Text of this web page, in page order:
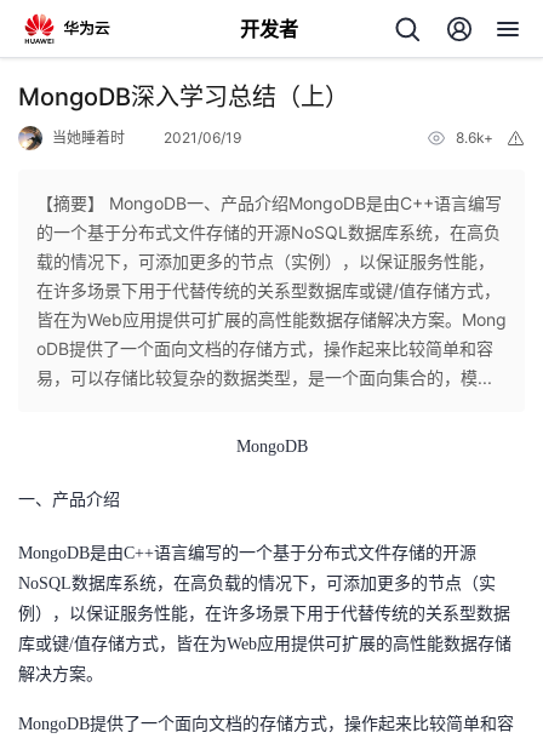
开发者
返
个
人
我
者
我
MongoDB深入学习总结（上）
当她睡着时 2021/06/19 8.6k+
【摘要】 MongoDB一、产品介绍MongoDB是由C++语言编写
的一个基于分布式文件存储的开源NoSQL数据库系统，在高负
载的情况下，可添加更多的节点（实例），以保证服务性能，
在许多场景下用于代替传统的关系型数据库或键/值存储方式，
皆在为Web应用提供可扩展的高性能数据存储解决方案。Mong
oDB提供了一个面向文档的存储方式，操作起来比较简单和容
易，可以存储比较复杂的数据类型，是一个面向集合的，模...
MongoDB
一、产品介绍
MongoDB是由C++语言编写的一个基于分布式文件存储的开源
NoSQL数据库系统，在高负载的情况下，可添加更多的节点（实
例），以保证服务性能，在许多场景下用于代替传统的关系型数据
库或键/值存储方式，皆在为Web应用提供可扩展的高性能数据存储
解决方案。
MongoDB提供了一个面向文档的存储方式，操作起来比较简单和容